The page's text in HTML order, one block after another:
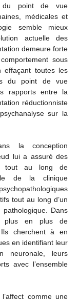
du point de vue
médicales et
semble mieux
actuelle des
demeure forte
sous
effaçant toutes les
du point de vue
rapports entre la
réductionniste
sur la
la conception
lui a assuré des
tout au long de
de la clinique
tout au long d’un
Dans
plus en plus de
Ils cherchent à en
en identifiant leur
neuronale, leurs
avec l’ensemble
comme une